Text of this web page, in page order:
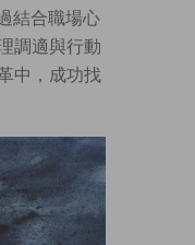
結合職場心
調適與行動
中，成功找